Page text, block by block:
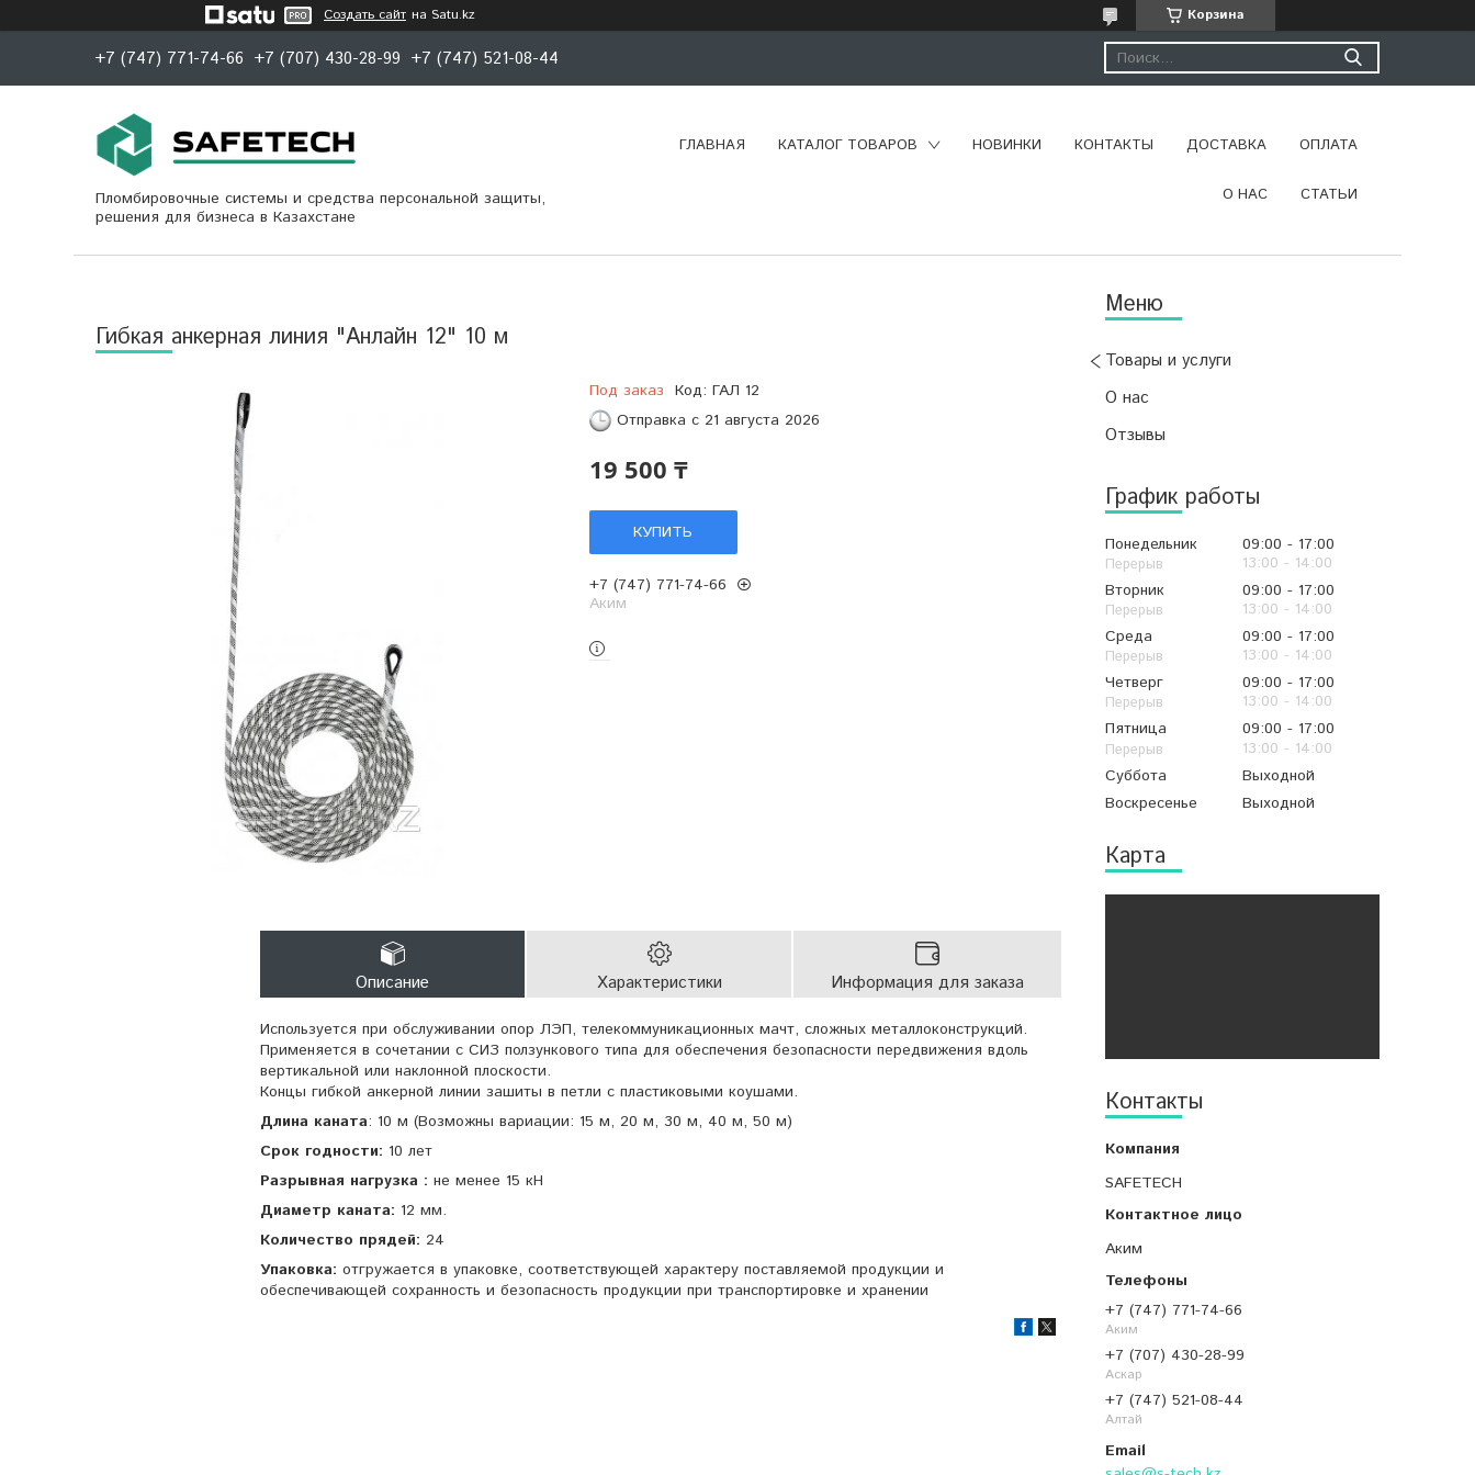
Создать сайт на Satu.kz Корзина
+7 (747) 771-74-66 +7 (707) 430-28-99 +7 (747) 521-08-44
Пломбировочные системы и средства персональной защиты,
решения для бизнеса в Казахстане
ГЛАВНАЯ КАТАЛОГ ТОВАРОВ НОВИНКИ КОНТАКТЫ ДОСТАВКА ОПЛАТА
О НАС СТАТЬИ
Товары и услуги
О нас
Отзывы
График работы
Понедельник 09:00
17:00
13:00
14:00
Вторник
09:00
17:00
13:00
14:00
Среда
09:00
17:00
13:00
14:00
Четверг
09:00
17:00
13:00
14:00
Пятница
09:00
17:00
13:00
14:00
Суббота
Выходной
Воскресенье
Выходной
Карта
Контакты
SAFETECH
Аким
+7 (747) 771-74-66
Аким
+7 (707) 430-28-99
Аскар
+7 (747) 521-08-44
Алтай
Гибкая анкерная линия "Анлайн 12" 10 м
Под заказ Код: ГАЛ 12
Отправка с 21 августа 2026
19 500 ₸
КУПИТЬ
+7 (747) 771-74-66
Аким
Описание Характеристики Информация для заказа
Используется при обслуживании опор ЛЭП, телекоммуникационных мачт, сложных металлоконструкций.
Применяется в сочетании с СИЗ ползункового типа для обеспечения безопасности передвижения вдоль
вертикальной или наклонной плоскости.
Концы гибкой анкерной линии зашиты в петли с пластиковыми коушами.
Длина каната: 10 м (Возможны вариации: 15 м, 20 м, 30 м, 40 м, 50 м)
Срок годности: 10 лет
Разрывная нагрузка : не менее 15 кН
Диаметр каната: 12 мм.
Количество прядей: 24
Упаковка: отгружается в упаковке, соответствующей характеру поставляемой продукции и
обеспечивающей сохранность и безопасность продукции при транспортировке и хранении